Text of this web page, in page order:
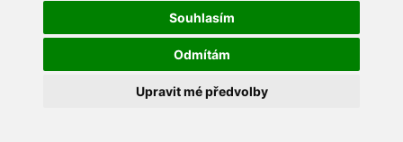
Souhlasím
Odmítám
Upravit mé předvolby